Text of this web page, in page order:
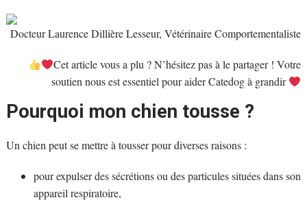
Docteur Laurence Dillière Lesseur, Vétérinaire Comportementaliste
Cet article vous a plu ? N’hésitez pas à le partager ! Votre
soutien nous est essentiel pour aider Catedog à grandir
Pourquoi mon chien tousse ?
Un chien peut se mettre à tousser pour diverses raisons :
pour expulser des sécrétions ou des particules situées dans son
appareil respiratoire,